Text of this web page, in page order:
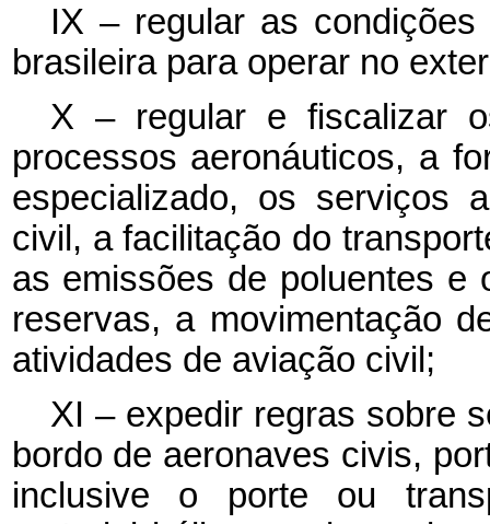
IX – regular as
brasileira para operar no
X – regular e fiscalizar
processos aeronáuticos, a
especializado, os serviços
civil, a facilitação do
as emissões de poluentes e
reservas, a movimentação
atividades de aviação civil;
XI – expedir regras sobre
bordo de aeronaves civis,
inclusive o porte ou